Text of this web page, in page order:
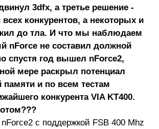
3dfx, а третье решение -
конкурентов, а некоторых и
до тла. И что мы наблюдаем
nForce не составил должной
спустя год вышел nForce2,
мере раскрыл потенциал
памяти и по всем тестам
конкурента VIA KT400.
с поддержкой FSB 400 Mhz